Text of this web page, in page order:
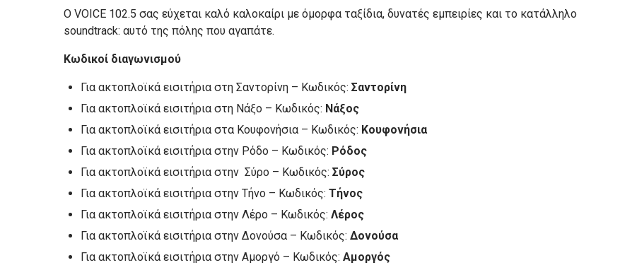
Ο VOICE 102.5 σας εύχεται καλό καλοκαίρι με όμορφα ταξίδια, δυνατές εμπειρίες και το κατάλληλο
soundtrack: αυτό της πόλης που αγαπάτε.
Κωδικοί διαγωνισμού
Για ακτοπλοϊκά εισιτήρια στη Σαντορίνη – Κωδικός: Σαντορίνη
Για ακτοπλοϊκά εισιτήρια στη Νάξο – Κωδικός: Νάξος
Για ακτοπλοϊκά εισιτήρια στα Κουφονήσια – Κωδικός: Κουφονήσια
Για ακτοπλοϊκά εισιτήρια στην Ρόδο – Κωδικός: Ρόδος
Για ακτοπλοϊκά εισιτήρια στην Σύρο – Κωδικός: Σύρος
Για ακτοπλοϊκά εισιτήρια στην Τήνο – Κωδικός: Τήνος
Για ακτοπλοϊκά εισιτήρια στην Λέρο – Κωδικός: Λέρος
Για ακτοπλοϊκά εισιτήρια στην Δονούσα – Κωδικός: Δονούσα
Για ακτοπλοϊκά εισιτήρια στην Αμοργό – Κωδικός: Αμοργός